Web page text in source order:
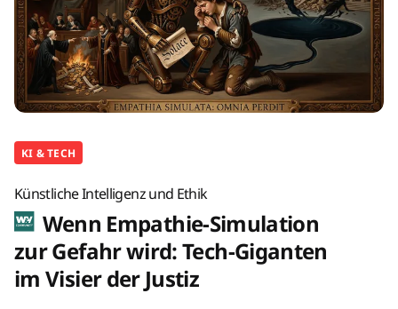
KI & TECH
Künstliche Intelligenz und Ethik
Wenn Empathie-Simulation
zur Gefahr wird: Tech-Giganten
im Visier der Justiz